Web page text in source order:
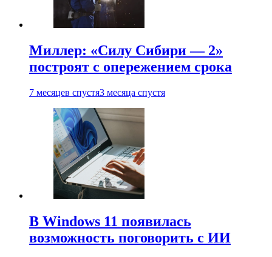
Миллер: «Силу Сибири — 2»
построят с опережением срока
7 месяцев спустя3 месяца спустя
В Windows 11 появилась
возможность поговорить с ИИ